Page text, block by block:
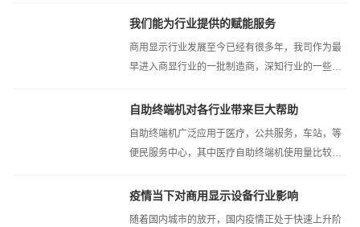
我们能为行业提供的赋能服务
商用显示行业发展至今已经有很多年，我司作为最
早进入商显行业的一批制造商，深知行业的一些痛
自助终端机对各行业带来巨大帮助
自助终端机广泛应用于医疗，公共服务，车站，等
便民服务中心，其中医疗自助终端机使用量比较
疫情当下对商用显示设备行业影响
随着国内城市的放开，国内疫情正处于快速上升阶